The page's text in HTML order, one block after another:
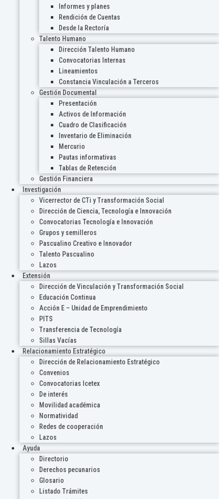
Informes y planes
Rendición de Cuentas
Desde la Rectoría
Talento Humano
Dirección Talento Humano
Convocatorias Internas
Lineamientos
Constancia Vinculación a Terceros
Gestión Documental
Presentación
Activos de Información
Cuadro de Clasificación
Inventario de Eliminación
Mercurio
Pautas informativas
Tablas de Retención
Gestión Financiera
Investigación
Vicerrector de CTi y Transformación Social
Dirección de Ciencia, Tecnología e Innovación
Convocatorias Tecnología e Innovación
Grupos y semilleros
Pascualino Creativo e Innovador
Talento Pascualino
Lazos
Extensión
Dirección de Vinculación y Transformación Social
Educación Continua
Acción E – Unidad de Emprendimiento
PITS
Transferencia de Tecnología
Sillas Vacías
Relacionamiento Estratégico
Dirección de Relacionamiento Estratégico
Convenios
Convocatorias Icetex
De interés
Movilidad académica
Normatividad
Redes de cooperación
Lazos
Ayuda
Directorio
Derechos pecunarios
Glosario
Listado Trámites